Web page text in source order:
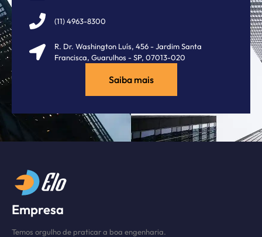
(11) 4963-8300
R. Dr. Washington Luís, 456 - Jardim Santa
Francisca, Guarulhos - SP, 07013-020
Saiba mais
Empresa
Temos orgulho de praticar a boa engenharia.